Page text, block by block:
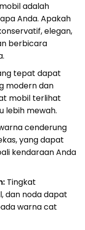
adalah
Anda. Apakah
elegan,
berbicara
tepat dapat
modern dan
mobil terlihat
lebih mewah.
cenderung
yang dapat
kendaraan Anda
Tingkat
dan noda dapat
warna cat